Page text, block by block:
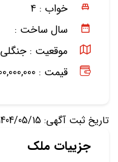
خواب : ۴
سال ساخت :
موقعیت : جنگلی
قیمت : 2,800,000,000 تومان /
تاریخ ثبت آگهی: 1404/05/15
جزییات ملک